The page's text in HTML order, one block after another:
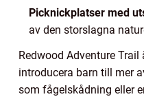
Picknickplatser med
av den storslagna
Redwood Adventure
introducera barn till mer
som fågelskådning eller